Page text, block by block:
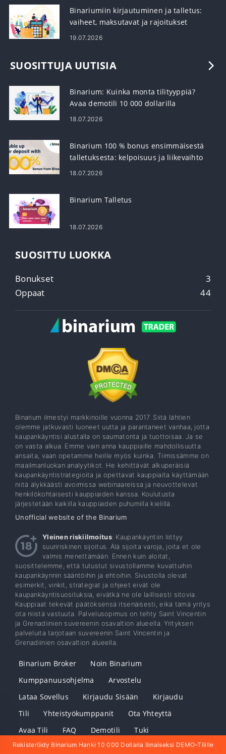
Binariumiin kirjautuminen ja talletus:
vaiheet, maksutavat ja rajoitukset
19.07.2026
SUOSITTUJA UUTISIA
Binarium: Kuinka monta tilityyppiä?
Avaa demotili 10 000 dollarilla
18.07.2026
Binarium 100 % bonus ensimmäisestä
talletuksesta: kelpoisuus ja liikevaihto
18.07.2026
Binarium Talletus
18.07.2026
SUOSITTU LUOKKA
Bonukset
3
Oppaat
44
Binarium ilmestyi markkinoille vuonna 2017. Siitä lähtien
olemme jatkuvasti luoneet uutta ja parantaneet vanhaa, jotta
kaupankäyntisi alustalla on saumatonta ja tuottoisaa. Ja se
on vasta alkua. Emme vain anna kauppiaille mahdollisuutta
ansaita, vaan opetamme heille myös kuinka. Tiimissämme on
maailmanluokan analyytikot. He kehittävät alkuperäisiä
kaupankäyntistrategioita ja opettavat kauppiaita käyttämään
niitä älykkäästi avoimissa webinaareissa ja neuvottelevat
henkilökohtaisesti kauppiaiden kanssa. Koulutusta
järjestetään kaikilla kauppiaiden puhumilla kielillä.
Unofficial website of the Binarium
Yleinen riskiilmoitus: Kaupankäyntiin liittyy
suuririskinen sijoitus. Älä sijoita varoja, joita et ole
valmis menettämään. Ennen kuin aloitat,
suosittelemme, että tutustut sivustollamme kuvattuihin
kaupankäynnin sääntöihin ja ehtoihin. Sivustolla olevat
esimerkit, vinkit, strategiat ja ohjeet eivät ole
kaupankäyntisuosituksia, eivätkä ne ole laillisesti sitovia.
Kauppiaat tekevät päätöksensä itsenäisesti, eikä tämä yritys
ota niistä vastuuta. Palvelusopimus on tehty Saint Vincentin
ja Grenadiinien suvereenin osavaltion alueella. Yrityksen
palveluita tarjotaan suvereenin Saint Vincentin ja
Grenadiinien osavaltion alueella.
Binarium Broker
Noin Binarium
Kumppanuusohjelma
Arvostelu
Lataa Sovellus
Kirjaudu Sisään
Kirjaudu
Tili
Yhteistyökumppanit
Ota Yhteyttä
Avaa Tili
FAQ Demotili
Tuki
Suositusohjelma
Lataa Binarium
Rekisteröidy Binarium Hanki 10 000 Dollaria Ilmaiseksi DEMO-Tilille